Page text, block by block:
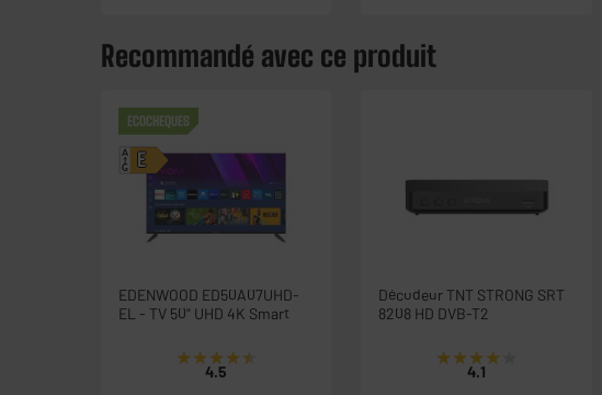
Recommandé avec ce produit
ECOCHEQUES
E
A
G
EDENWOOD ED50A07UHD-
EL - TV 50" UHD 4K Smart
★★★★★
★★★★★
4.5
Décodeur TNT STRONG SRT
8208 HD DVB-T2
★★★★★
★★★★★
4.1